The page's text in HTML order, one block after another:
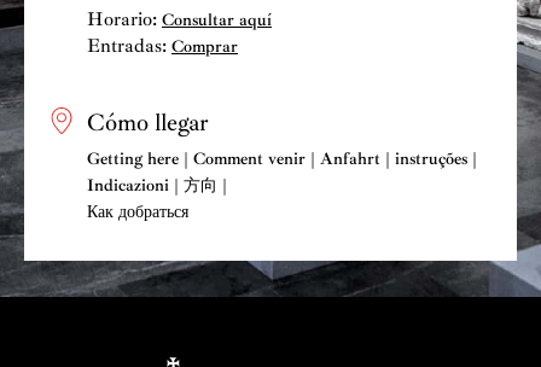
Horario: Consultar aquí
Entradas: Comprar
Cómo llegar
Getting here | Comment venir | Anfahrt | instruções |
Indicazioni | 方向 |
Как добраться